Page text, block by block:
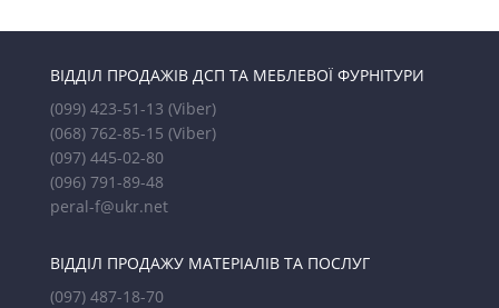
ВІДДІЛ ПРОДАЖІВ ДСП ТА МЕБЛЕВОЇ ФУРНІТУРИ
(099) 423-51-13 (Viber)
(068) 762-85-15 (Viber)
(097) 445-02-80
(096) 791-89-48
peral-f@ukr.net
ВІДДІЛ ПРОДАЖУ МАТЕРІАЛІВ ТА ПОСЛУГ
(097) 487-18-70